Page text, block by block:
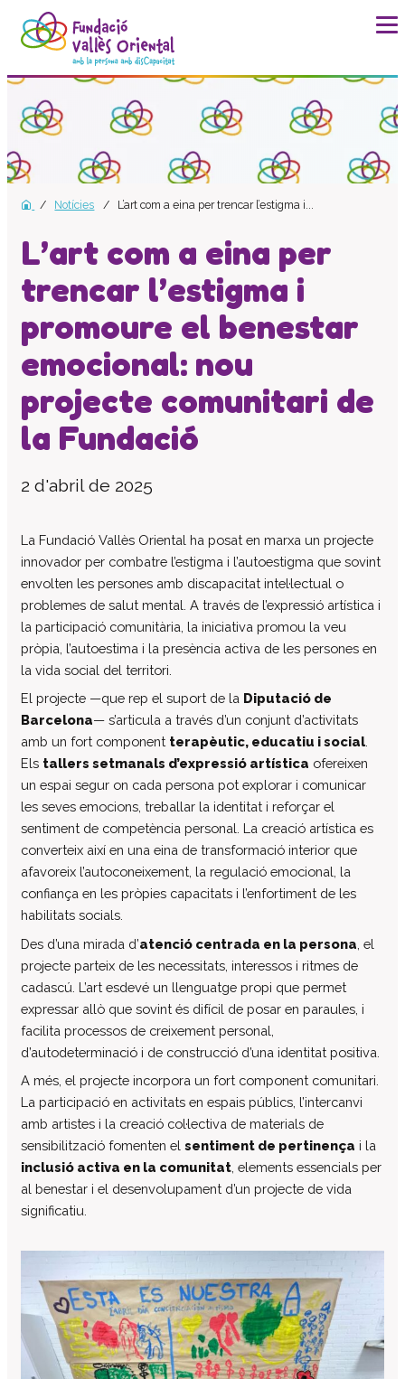
La fundació
Història
Missió, visió i valors
Distincions i entitats
Model de qualitat
Memòries
Documents
Transparència
Pla estratègic
Impacte social
El patronat
Informe auditoria comptes anuals
Convenis subscrits amb l’administració
pública
Subvencions i ajudes públiques
Associació de Famílies
Retribucions percebudes pels màxims
Serveis a persones
Formació
Centre Ocupacional
Residència
Centre d’atenció especialitzada
Servei d’habitatge
Casa Empúries
Edifici de Rehabilitació Funcional
Centre Especial de Treball
Manipulats Industrials
Jardineria
Càtering
Serveis Generals
Pràctiques i inserció laboral
Assessorament LGD i RSC
Donacions
Projectes
Notícies
Contacte
Notícies L’art com a eina per trencar l’estigma i...
L’art com a eina per
trencar l’estigma i
promoure el benestar
emocional: nou
projecte comunitari de
la Fundació
2 d'abril de 2025
La Fundació Vallès Oriental ha posat en marxa un projecte
innovador per combatre l’estigma i l’autoestigma que sovint
envolten les persones amb discapacitat intel·lectual o
problemes de salut mental. A través de l’expressió artística i
la participació comunitària, la iniciativa promou la veu
pròpia, l’autoestima i la presència activa de les persones en
la vida social del territori.
El projecte —que rep el suport de la Diputació de
Barcelona— s’articula a través d’un conjunt d’activitats
amb un fort component terapèutic, educatiu i social
Els tallers setmanals d’expressió artística ofereixen
un espai segur on cada persona pot explorar i comunicar
les seves emocions, treballar la identitat i reforçar el
sentiment de competència personal. La creació artística es
converteix així en una eina de transformació interior que
afavoreix l’autoconeixement, la regulació emocional, la
confiança en les pròpies capacitats i l’enfortiment de les
habilitats socials.
Des d’una mirada d’atenció centrada en la persona , el
projecte parteix de les necessitats, interessos i ritmes de
cadascú. L’art esdevé un llenguatge propi que permet
expressar allò que sovint és difícil de posar en paraules, i
facilita processos de creixement personal,
d’autodeterminació i de construcció d’una identitat positiva.
A més, el projecte incorpora un fort component comunitari.
La participació en activitats en espais públics, l’intercanvi
amb artistes i la creació col·lectiva de materials de
sensibilització fomenten el sentiment de pertinença i la
inclusió activa en la comunitat , elements essencials per
al benestar i el desenvolupament d’un projecte de vida
significatiu.